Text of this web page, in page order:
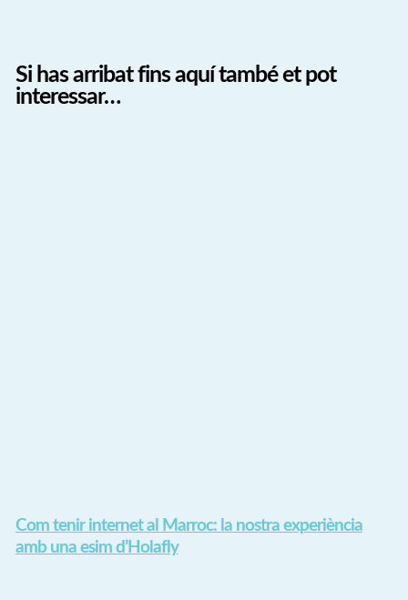
Si has arribat fins aquí també et pot
interessar…
Com tenir internet al Marroc: la nostra experiència
amb una esim d’Holafly